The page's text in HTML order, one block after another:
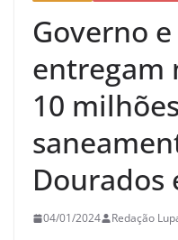
Governo
entregam
10
Dourados
04/01/2024 Redação